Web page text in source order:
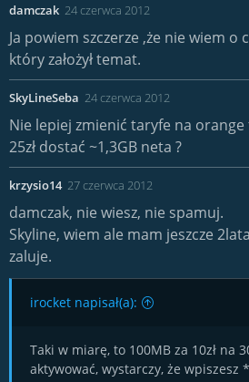
damczak 24 czerwca 2012
Ja powiem szczerze ,że nie wiem o
który założył temat.
SkyLineSeba 24 czerwca 2012
Nie lepiej zmienić taryfe na
25zł dostać ~1,3GB neta ?
krzysio14 27 czerwca 2012
damczak, nie wiesz, nie spamuj.
Skyline, wiem ale mam jeszcze
zaluje.
irocket napisał(a):
Taki w miarę, to 100MB za 10zł na
aktywować, wystarczy, że wpiszesz